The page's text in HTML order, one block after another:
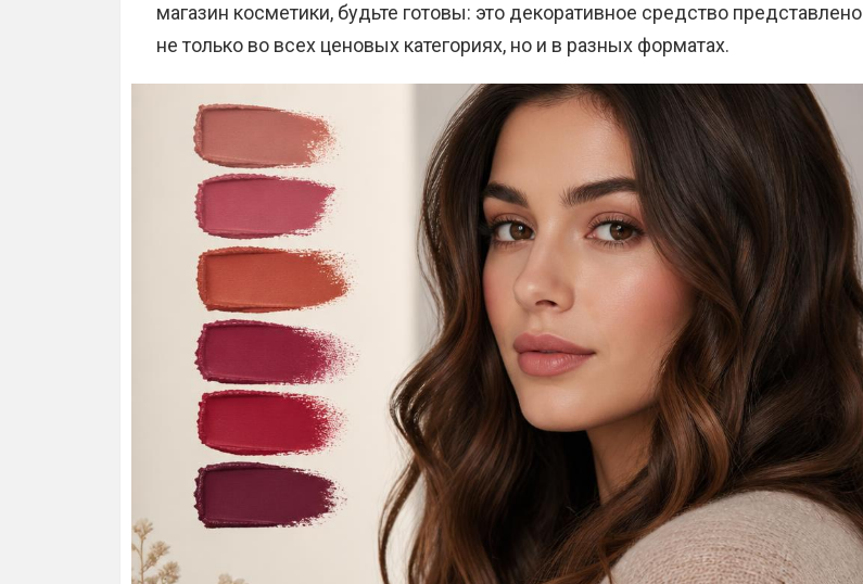
магазин косметики, будьте готовы: это декоративное средство представлено
не только во всех ценовых категориях, но и в разных форматах.